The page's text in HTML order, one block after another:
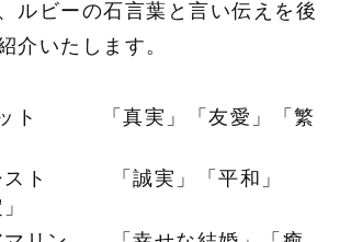
ルビーの石言葉と言い伝えを後
介いたします。
ット 「真実」「友愛」「繁
スト 「誠実」「平和」